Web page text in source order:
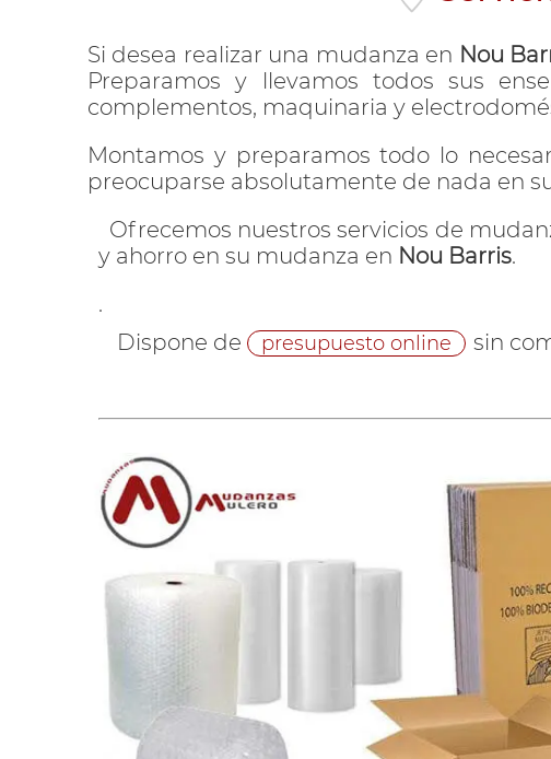
Si desea realizar una mudanza en Nou
Preparamos y llevamos todos sus
complementos, maquinaria y
Montamos y preparamos todo lo
preocuparse absolutamente de nada en
Ofrecemos nuestros servicios de
y ahorro en su mudanza en Nou Barris.
.
Dispone de
presupuesto online
sin